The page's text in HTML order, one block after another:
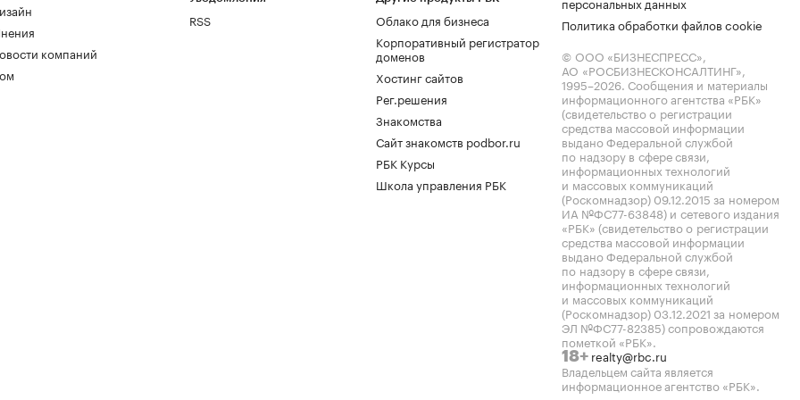
компаний
RSS
Облако для бизнеса
Корпоративный регистратор
доменов
Хостинг сайтов
Рег.решения
Знакомства
Сайт знакомств podbor.ru
РБК Курсы
Школа управления РБК
Политика обработки файлов cookie
© ООО «БИЗНЕСПРЕСС»,
АО «РОСБИЗНЕСКОНСАЛТИНГ»,
1995–2026. Сообщения и материалы
информационного агентства «РБК»
(свидетельство о регистрации
средства массовой информации
выдано Федеральной службой
по надзору в сфере связи,
информационных технологий
и массовых коммуникаций
(Роскомнадзор) 09.12.2015 за номером
ИА №ФС77-63848) и сетевого издания
«РБК» (свидетельство о регистрации
средства массовой информации
выдано Федеральной службой
по надзору в сфере связи,
информационных технологий
и массовых коммуникаций
(Роскомнадзор) 03.12.2021 за номером
ЭЛ №ФС77-82385) сопровождаются
пометкой «РБК».
18+ realty@rbc.ru
Владельцем сайта является
информационное агентство «РБК».